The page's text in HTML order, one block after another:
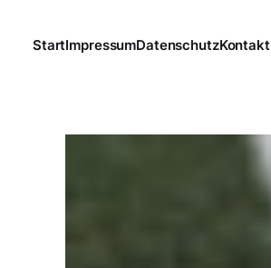
StartImpressumDatenschutzKontakt